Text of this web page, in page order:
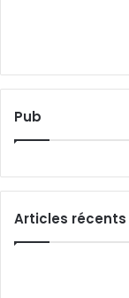
Pub
Articles récents